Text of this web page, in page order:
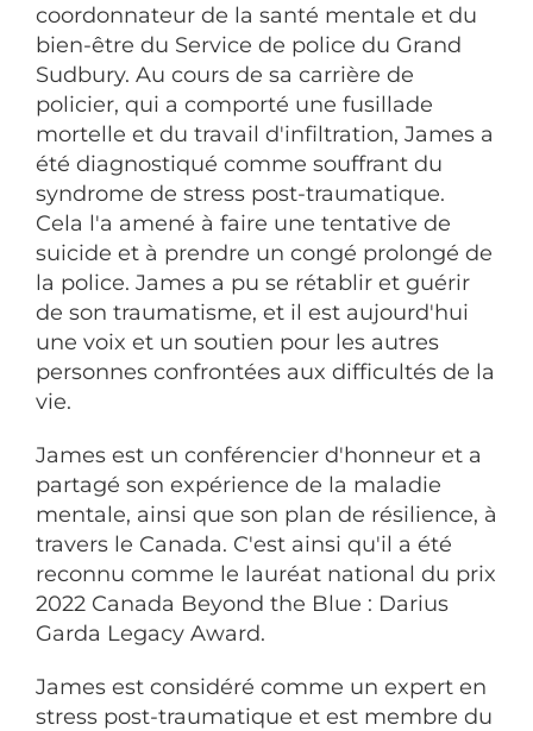
coordonnateur de la santé mentale et du
bien-être du Service de police du Grand
Sudbury. Au cours de sa carrière de
policier, qui a comporté une fusillade
mortelle et du travail d'infiltration, James a
été diagnostiqué comme souffrant du
syndrome de stress post-traumatique.
Cela l'a amené à faire une tentative de
suicide et à prendre un congé prolongé de
la police. James a pu se rétablir et guérir
de son traumatisme, et il est aujourd'hui
une voix et un soutien pour les autres
personnes confrontées aux difficultés de la
vie.
James est un conférencier d'honneur et a
partagé son expérience de la maladie
mentale, ainsi que son plan de résilience, à
travers le Canada. C'est ainsi qu'il a été
reconnu comme le lauréat national du prix
2022 Canada Beyond the Blue : Darius
Garda Legacy Award.
James est considéré comme un expert en
stress post-traumatique et est membre du